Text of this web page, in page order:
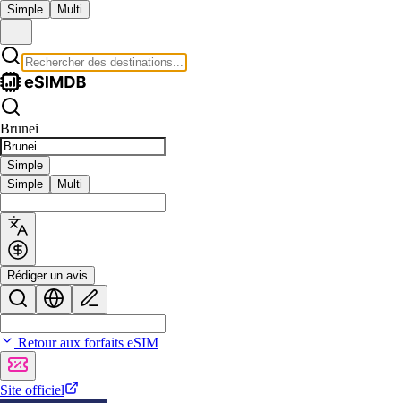
Simple Multi
Brunei
Simple
Simple
Multi
Rédiger un avis
Retour aux forfaits eSIM
Site officiel